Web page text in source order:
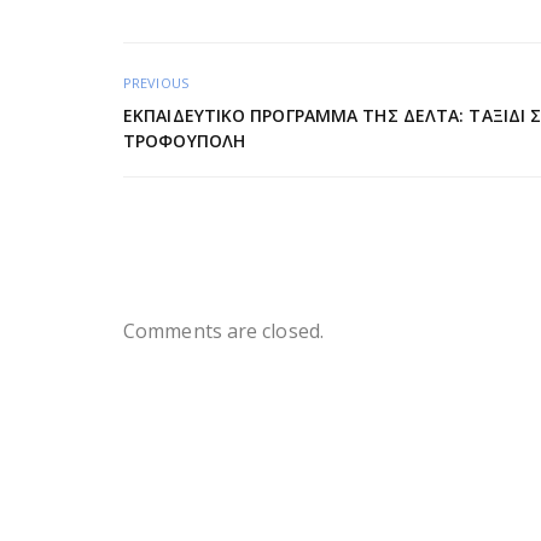
PREVIOUS
ΕΚΠΑΙΔΕΥΤΙΚΌ ΠΡΌΓΡΑΜΜΑ ΤΗΣ ΔΈΛΤΑ: ΤΑΞΊΔΙ
ΤΡΟΦΟΎΠΟΛΗ
Comments are closed.